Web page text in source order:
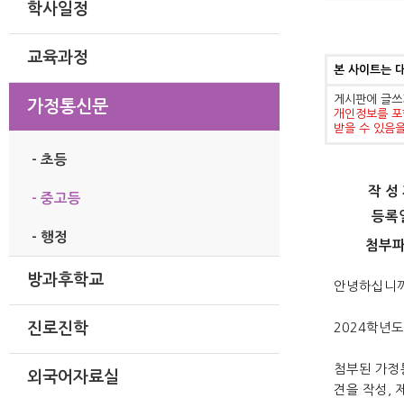
학사일정
교육과정
가정통신문
- 초등
- 중고등
- 행정
방과후학교
진로진학
외국어자료실
본 사이트는
게시판에 글
개인정보를
받을 수 있음
작 성
등록
첨부
안녕하십니
2024학년
첨부된 가
견을 작성,